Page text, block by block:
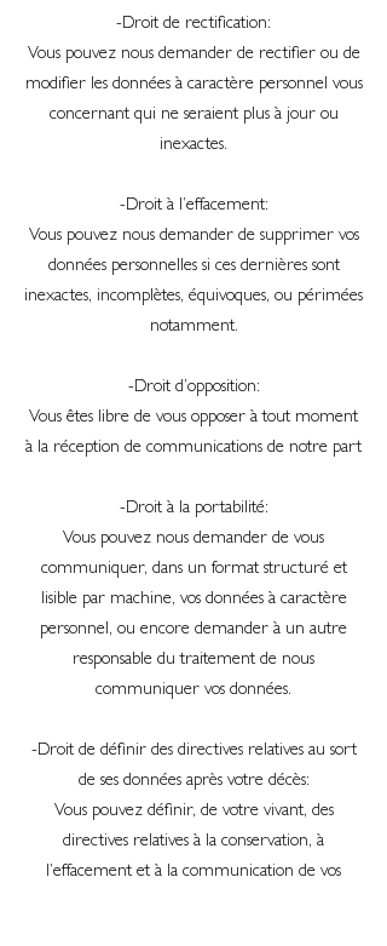
-Droit de rectification:
Vous pouvez nous demander de rectifier ou de
modifier les données à caractère personnel vous
concernant qui ne seraient plus à jour ou
inexactes.
-Droit à l’effacement:
Vous pouvez nous demander de supprimer vos
données personnelles si ces dernières sont
inexactes, incomplètes, équivoques, ou périmées
notamment.
-Droit d’opposition:
Vous êtes libre de vous opposer à tout moment
à la réception de communications de notre part
-Droit à la portabilité:
Vous pouvez nous demander de vous
communiquer, dans un format structuré et
lisible par machine, vos données à caractère
personnel, ou encore demander à un autre
responsable du traitement de nous
communiquer vos données.
-Droit de définir des directives relatives au sort
de ses données après votre décès:
Vous pouvez définir, de votre vivant, des
directives relatives à la conservation, à
l’effacement et à la communication de vos